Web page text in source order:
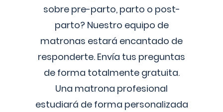
sobre pre-parto, parto o post-
parto? Nuestro equipo de
matronas estará encantado de
responderte. Envía tus preguntas
de forma totalmente gratuita.
Una matrona profesional
estudiará de forma personalizada